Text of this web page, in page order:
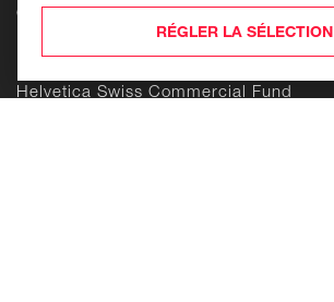
Contact
Produits
Helvetica Swiss Commercial Fund
RÉGLER LA SÉLECTION